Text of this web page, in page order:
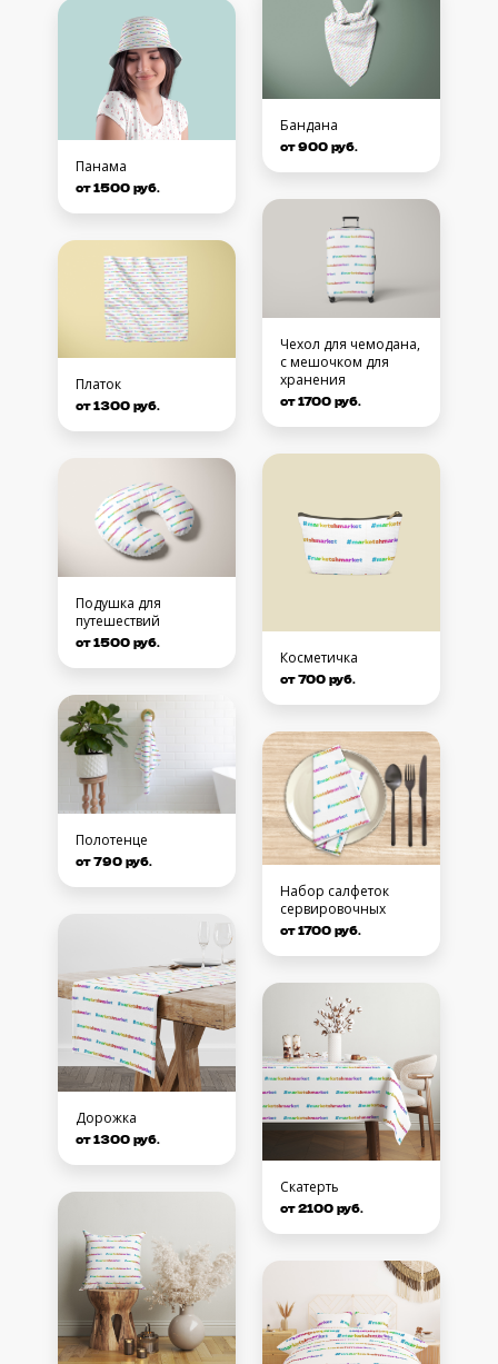
Панама
от 1500 руб.
Платок
от 1300 руб.
Подушка для
путешествий
от 1500 руб.
Полотенце
от 790 руб.
Дорожка
от 1300 руб.
Бандана
от 900 руб.
Чехол для чемодана,
с мешочком для
хранения
от 1700 руб.
Косметичка
от 700 руб.
Набор салфеток
сервировочных
от 1700 руб.
Скатерть
от 2100 руб.